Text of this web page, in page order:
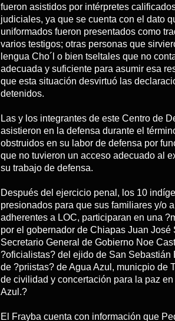
fueron asistidos por intérpretes
judiciales, ya que se cuenta con el dato
uniformados fueron presentados como
varios testigos; otras personas que
lengua Cho´l o bien tseltales que no
adecuada y suficiente para asumir esa
que esta situación desvirtuó las
detenidos.
Las y los integrantes de este Centro de
asistieron en la defensa durante el
obstruidos en su labor de defensa por
que no tuvieron un acceso adecuado al
su trabajo de defensa.
Después del ejercicio penal, los 10
presionados para que sus familiares y/o
adherentes a LOC, participaran en una
por el gobernador de Chiapas Juan José
Secretario General de Gobierno Noe
?oficialistas? del ejido de San Sebastián
de ?priistas? de Agua Azul, municpio de
de civilidad y concertación para la paz
Azul.?
El Frayba cuenta con información que